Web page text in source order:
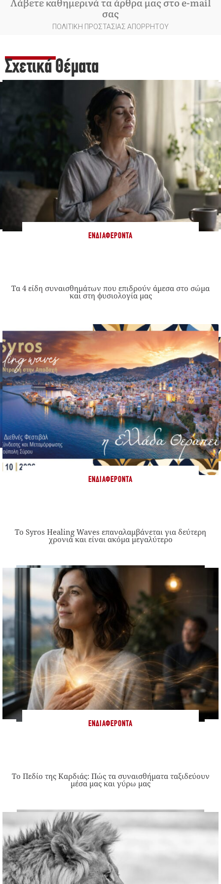
σας
ΠΟΛΙΤΙΚΗ ΠΡΟΣΤΑΣΙΑΣ ΑΠΟΡΡΗΤΟΥ
Σχετικά Θέματα
ΕΝΔΙΑΦΈΡΟΝΤΑ
Τα 4 είδη συναισθημάτων που επιδρούν άμεσα στο σώμα
και στη φυσιολογία μας
ΕΝΔΙΑΦΈΡΟΝΤΑ
Το Syros Healing Waves επαναλαμβάνεται για δεύτερη
χρονιά και είναι ακόμα μεγαλύτερο
ΕΝΔΙΑΦΈΡΟΝΤΑ
Το Πεδίο της Καρδιάς: Πώς τα συναισθήματα ταξιδεύουν
μέσα μας και γύρω μας